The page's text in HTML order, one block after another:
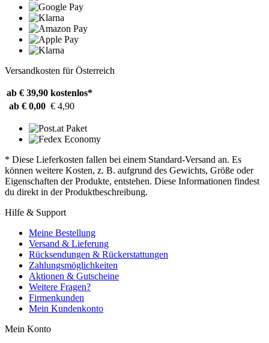
Versandkosten für Österreich
ab € 39,90 kostenlos*
ab € 0,00 € 4,90
* Diese Lieferkosten fallen bei einem Standard-Versand an. Es
können weitere Kosten, z. B. aufgrund des Gewichts, Größe oder
Eigenschaften der Produkte, entstehen. Diese Informationen findest
du direkt in der Produktbeschreibung.
Hilfe & Support
Meine Bestellung
Versand & Lieferung
Rücksendungen & Rückerstattungen
Zahlungsmöglichkeiten
Aktionen & Gutscheine
Weitere Fragen?
Firmenkunden
Mein Kundenkonto
Mein Konto